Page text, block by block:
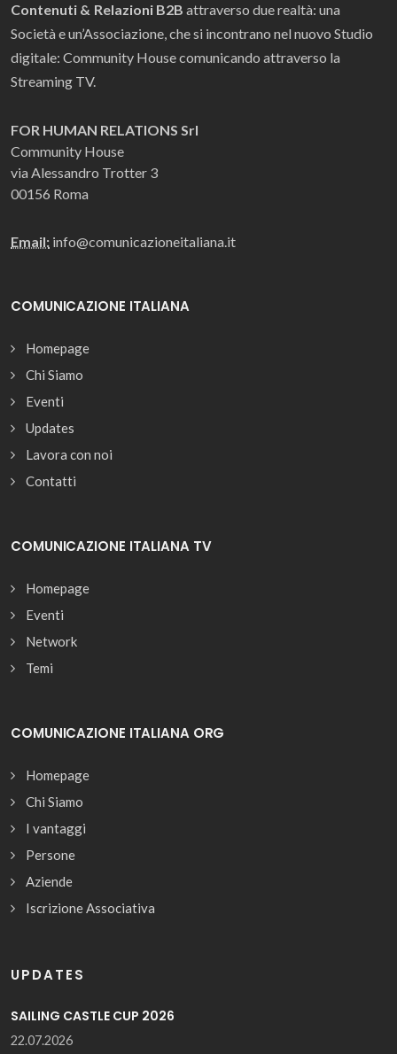
Contenuti & Relazioni B2B attraverso due realtà: una
Società e un’Associazione, che si incontrano nel nuovo Studio
digitale: Community House comunicando attraverso la
Streaming TV.
FOR HUMAN RELATIONS Srl
Community House
via Alessandro Trotter 3
00156 Roma
Email: info@comunicazioneitaliana.it
COMUNICAZIONE ITALIANA
Homepage
Chi Siamo
Eventi
Updates
Lavora con noi
Contatti
COMUNICAZIONE ITALIANA TV
Homepage
Eventi
Network
Temi
COMUNICAZIONE ITALIANA ORG
Homepage
Chi Siamo
I vantaggi
Persone
Aziende
Iscrizione Associativa
UPDATES
SAILING CASTLE CUP 2026
22.07.2026